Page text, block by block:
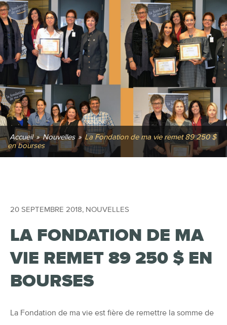
Accueil » Nouvelles » La Fondation de ma vie remet 89 250 $
en bourses
20 SEPTEMBRE 2018, NOUVELLES
LA FONDATION DE MA
VIE REMET 89 250 $ EN
BOURSES
La Fondation de ma vie est fière de remettre la somme de